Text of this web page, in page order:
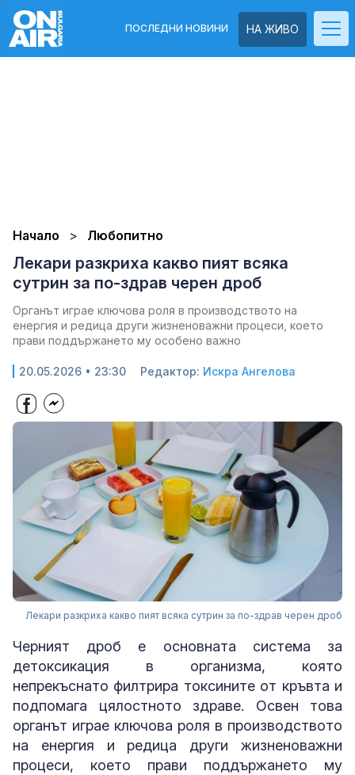
НА ЖИВО
ПОСЛЕДНИ НОВИНИ
Начало Любопитно
Лекари разкриха какво пият всяка
сутрин за по-здрав черен дроб
Органът играе ключова роля в производството на
енергия и редица други жизненоважни процеси, което
прави поддържането му особено важно
20.05.2026 • 23:30 Редактор: Искра Ангелова
Лекари разкриха какво пият всяка сутрин за по-здрав черен дроб
Черният дроб е основната система за
детоксикация в организма, която
непрекъснато филтрира токсините от кръвта и
подпомага цялостното здраве. Освен това
органът играе ключова роля в производството
на енергия и редица други жизненоважни
процеси, което прави поддържането му